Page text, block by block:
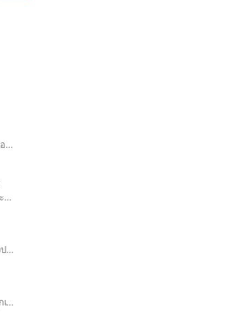
Cherprang BNK48 FANCLUB เฌอปราง อารีย์กุล แฟนคลับ #CherprangAreekul Fanclub . - CHERODINGER SQUARE - บ้านของเหล่าแมว ๆ ของเฌอ . #CherprangAreekul #CherprangBNK48 #CherprangFC
อยากค้นหาญี่ปุ่นแบบไม่ซ้ำใคร มากับเราจะพบว่าญี่ปุ่นมีที่เที่ยวที่น่าค้นหาอีกเยอะ #อัปเดตข่าวญี่ปุ่น #พิกัดที่เที่ยวญี่ปุ่น
กลุ่มผู้ใช้สินค้า Smart Phone Xiaomi แห่งประเทศไทย
แหล่งรวมสังคมแห่งการแบ่งปัน พูดคุยได้ทุกเรื่อง